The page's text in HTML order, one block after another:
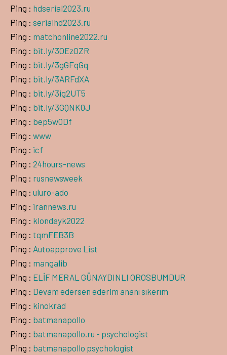
Ping : hdserial2023.ru
Ping : serialhd2023.ru
Ping : matchonline2022.ru
Ping : bit.ly/3OEzOZR
Ping : bit.ly/3gGFqGq
Ping : bit.ly/3ARFdXA
Ping : bit.ly/3ig2UT5
Ping : bit.ly/3GQNK0J
Ping : bep5w0Df
Ping : www
Ping : icf
Ping : 24hours-news
Ping : rusnewsweek
Ping : uluro-ado
Ping : irannews.ru
Ping : klondayk2022
Ping : tqmFEB3B
Ping : Autoapprove List
Ping : mangalib
Ping : ELİF MERAL GÜNAYDINLI OROSBUMDUR
Ping : Devam edersen ederim ananı sıkerım
Ping : kinokrad
Ping : batmanapollo
Ping : batmanapollo.ru - psychologist
Ping : batmanapollo psychologist